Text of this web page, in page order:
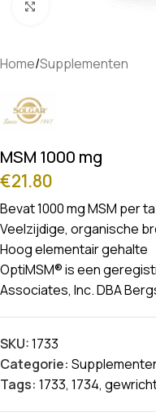
Home/Supplementen
MSM 1000 mg
€21.80
Bevat 1000 mg MSM per
Veelzijdige, organische
Hoog elementair gehalte
OptiMSM® is een
Associates, Inc. DBA
SKU:1733
Categorie:
Tags: 1733, 1734,